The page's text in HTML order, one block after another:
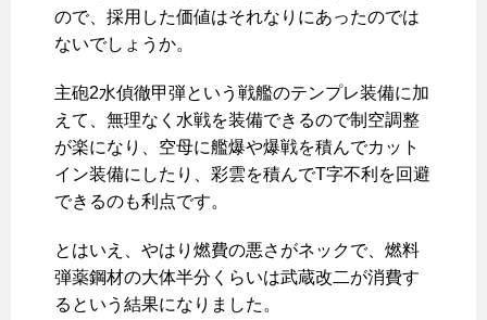
ので、採用した価値はそれなりにあったのでは
ないでしょうか。
主砲2水偵徹甲弾という戦艦のテンプレ装備に加
えて、無理なく水戦を装備できるので制空調整
が楽になり、空母に艦爆や爆戦を積んでカット
イン装備にしたり、彩雲を積んでT字不利を回避
できるのも利点です。
とはいえ、やはり燃費の悪さがネックで、燃料
弾薬鋼材の大体半分くらいは武蔵改二が消費す
るという結果になりました。